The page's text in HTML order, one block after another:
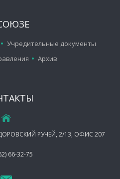
Учредительные документы
Архив
РУЧЕЙ, 2/13, ОФИС 207
66-32-75